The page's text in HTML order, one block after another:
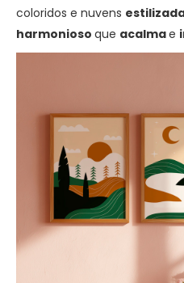
coloridos e nuvens
harmonioso que acalmae